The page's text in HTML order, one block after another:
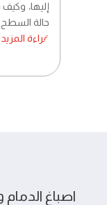
إليها،
حالة السطح.
قراءة المزيد
اصباغ